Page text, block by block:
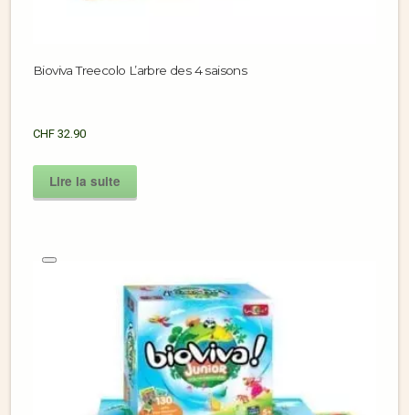
Bioviva Treecolo L’arbre des 4 saisons
CHF 32.90
Lire la suite